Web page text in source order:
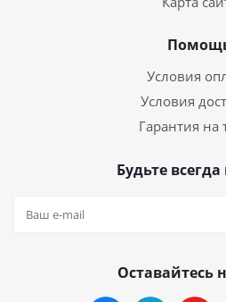
Условия
Условия
Гарантия на
Будьте всегда
Оставайтесь